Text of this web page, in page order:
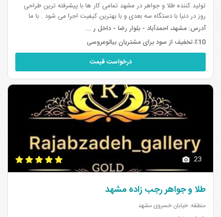
تولید کننده طلا و جواهر در مشهد تمامی کار ها با پیشرفته ترین طراحی
روز در دنیا با دستگاه سه بعدی و با بهترین کیفیت اجرا می شود . با ما
بدرخشید .. . .
آدرس:مشهد، احمدآباد - بلوار رضا - داخل ر ...
٪10 تخفیف از سود برای مشتریان بیاتوعروسی
درخواست قیمت
23
طلا و جواهر رجب زاده مشهد
منطقه: خیابان خسروی مشهد